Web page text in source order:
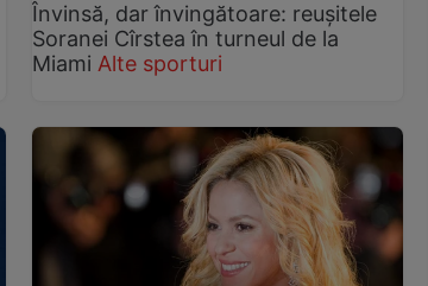
Învinsă, dar învingătoare: reușitele
Soranei Cîrstea în turneul de la
MiamiAlte sporturi